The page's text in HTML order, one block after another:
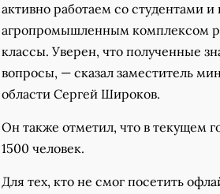
активно работаем со студентами
агропромышленным комплексом
классы. Уверен, что полученные
вопросы, — сказал заместитель
области Сергей Широков.
Он также отметил, что в текущем
1500 человек.
Для тех, кто не смог посетить